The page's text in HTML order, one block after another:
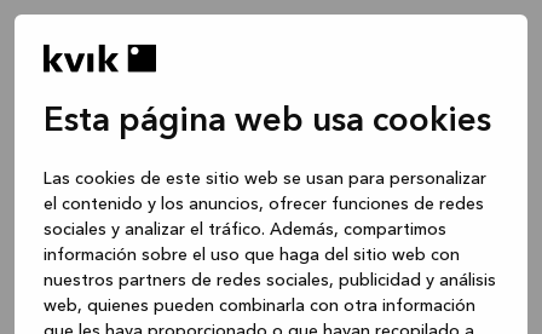
Esta página web usa cookies
Las cookies de este sitio web se usan para personalizar
el contenido y los anuncios, ofrecer funciones de redes
sociales y analizar el tráfico. Además, compartimos
información sobre el uso que haga del sitio web con
nuestros partners de redes sociales, publicidad y análisis
web, quienes pueden combinarla con otra información